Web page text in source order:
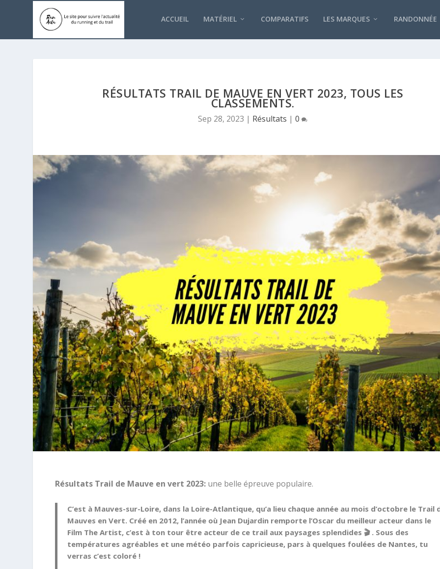
ACCUEIL MATÉRIEL COMPARATIFS LES MARQUES RANDONNÉE
RÉSULTATS TRAIL DE MAUVE EN VERT 2023, TOUS LES
CLASSEMENTS.
Sep 28, 2023 | Résultats |0
Résultats Trail de Mauve en vert 2023: une belle épreuve populaire.
C’est à Mauves-sur-Loire, dans la Loire-Atlantique, qu’a lieu chaque année au mois d’octobrele Trail
Mauves en Vert. Créé en 2012, l’année où Jean Dujardinremporte l’Oscar du meilleur acteur dans le
Film The Artist, c’est à ton tour être acteur de ce trailaux paysages splendides 🎬 . Sous des
températures agréables et une météo parfois capricieuse, pars à quelques foulées de Nantes, tu
verras c’est coloré !